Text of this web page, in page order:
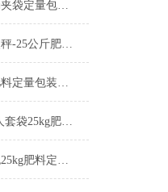
肥料硫酸铵25kg自动夹袋定量包装秤厂家
复合掺混肥定量包装秤-25公斤肥料包装机厂家
人工套袋自动夹袋肥料定量包装秤厂家
尿素颗粒打包机-单人套袋25kg肥料定量包装秤厂家
大型复合肥自动缝包25kg肥料定量包装秤工作原理